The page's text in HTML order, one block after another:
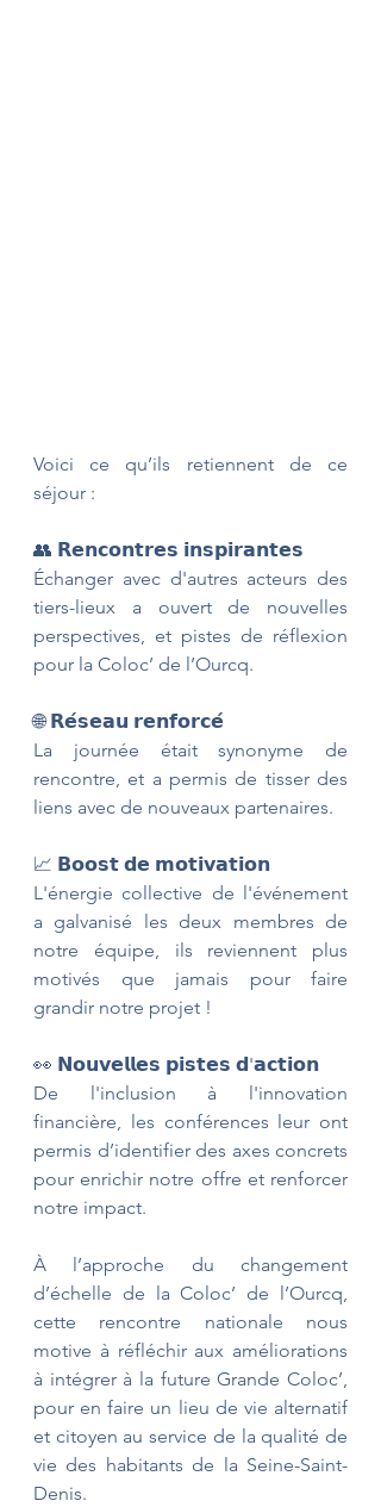
Voici ce qu’ils retiennent de ce
séjour :
👥 𝗥𝗲𝗻𝗰𝗼𝗻𝘁𝗿𝗲𝘀 𝗶𝗻𝘀𝗽𝗶𝗿𝗮𝗻𝘁𝗲𝘀
Échanger avec d'autres acteurs des
tiers-lieux a ouvert de nouvelles
perspectives, et pistes de réflexion
pour la Coloc’ de l’Ourcq.
🌐 𝗥𝗲́𝘀𝗲𝗮𝘂 𝗿𝗲𝗻𝗳𝗼𝗿𝗰𝗲́
La journée était synonyme de
rencontre, et a permis de tisser des
liens avec de nouveaux partenaires.
📈 𝗕𝗼𝗼𝘀𝘁 𝗱𝗲 𝗺𝗼𝘁𝗶𝘃𝗮𝘁𝗶𝗼𝗻
L'énergie collective de l'événement
a galvanisé les deux membres de
notre équipe, ils reviennent plus
motivés que jamais pour faire
grandir notre projet !
👀 𝗡𝗼𝘂𝘃𝗲𝗹𝗹𝗲𝘀 𝗽𝗶𝘀𝘁𝗲𝘀 𝗱'𝗮𝗰𝘁𝗶𝗼𝗻
De l'inclusion à l'innovation
financière, les conférences leur ont
permis d’identifier des axes concrets
pour enrichir notre offre et renforcer
notre impact.
À l’approche du changement
d’échelle de la Coloc’ de l’Ourcq,
cette rencontre nationale nous
motive à réfléchir aux améliorations
à intégrer à la future Grande Coloc’,
pour en faire un lieu de vie alternatif
et citoyen au service de la qualité de
vie des habitants de la Seine-Saint-
Denis.